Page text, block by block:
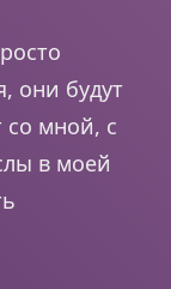
они будут
со мной, с
в моей